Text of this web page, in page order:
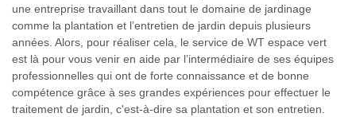
une entreprise travaillant dans tout le domaine de jardinage
comme la plantation et l’entretien de jardin depuis plusieurs
années. Alors, pour réaliser cela, le service de WT espace vert
est là pour vous venir en aide par l’intermédiaire de ses équipes
professionnelles qui ont de forte connaissance et de bonne
compétence grâce à ses grandes expériences pour effectuer le
traitement de jardin, c'est-à-dire sa plantation et son entretien.